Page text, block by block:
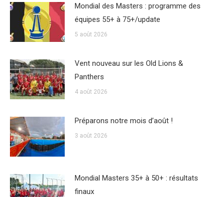
Mondial des Masters : programme des
équipes 55+ à 75+/update
5 août 2026
Vent nouveau sur les Old Lions &
Panthers
4 août 2026
Préparons notre mois d’août !
3 août 2026
Mondial Masters 35+ à 50+ : résultats
finaux